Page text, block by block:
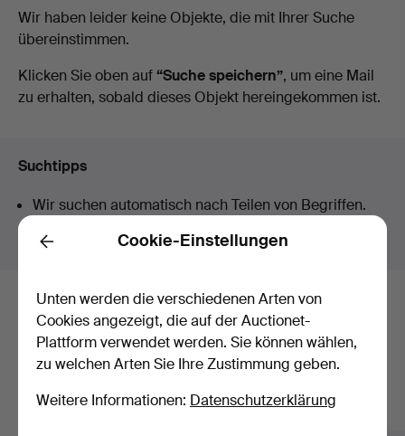
Laufende
Wir haben leider keine Objekte, die mit Ihrer Suche
übereinstimmen.
Klicken Sie oben auf “Suche speichern”, um eine Mail
zu erhalten, sobald dieses Objekt hereingekommen ist.
Suchtipps
Wir suchen automatisch nach Teilen von Begriffen.
.
Hier sind Objekte aus unserem
Archiv, die mit Ihrer Suche
Back Cookie-Einstellungen
Unten werden die verschiedenen Arten von
Cookies angezeigt, die auf der Auctionet-
Plattform verwendet werden. Sie können wählen,
zu welchen Arten Sie Ihre Zustimmung geben.
Weitere Informationen: Datenschutzerklärung